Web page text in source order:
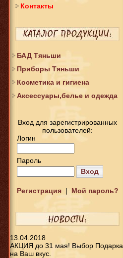
Контакты
БАД Тяньши
Приборы Тяньши
Косметика и гигиена
Аксессуары,белье и одежда
Вход для зарегистрированных
пользователей:
Логин
Пароль
Вход
Регистрация| Мой пароль?
13.04.2018
АКЦИЯ до 31 мая! Выбор Подарка
на Ваш вкус.